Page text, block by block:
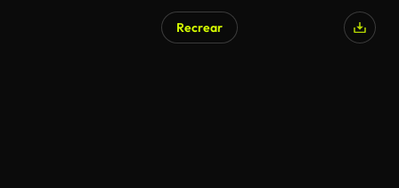
Recrear